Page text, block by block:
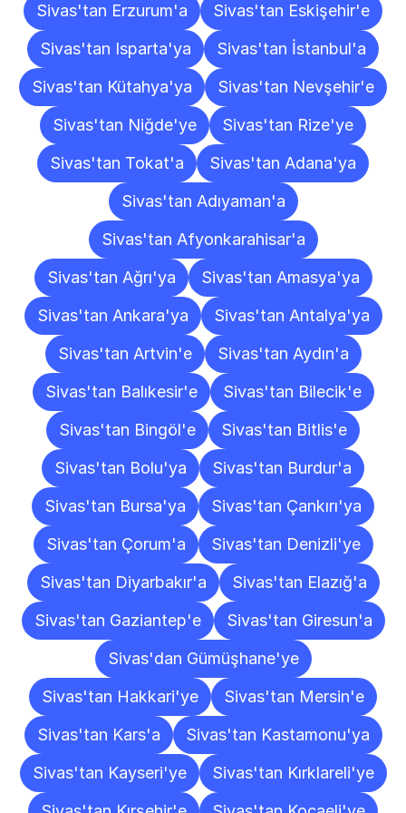
Sivas'tan Erzurum'a
Sivas'tan Eskişehir'e
Sivas'tan Isparta'ya
Sivas'tan İstanbul'a
Sivas'tan Kütahya'ya
Sivas'tan Nevşehir'e
Sivas'tan Niğde'ye
Sivas'tan Rize'ye
Sivas'tan Tokat'a
Sivas'tan Adana'ya
Sivas'tan Adıyaman'a
Sivas'tan Afyonkarahisar'a
Sivas'tan Ağrı'ya
Sivas'tan Amasya'ya
Sivas'tan Ankara'ya
Sivas'tan Antalya'ya
Sivas'tan Artvin'e
Sivas'tan Aydın'a
Sivas'tan Balıkesir'e
Sivas'tan Bilecik'e
Sivas'tan Bingöl'e
Sivas'tan Bitlis'e
Sivas'tan Bolu'ya
Sivas'tan Burdur'a
Sivas'tan Bursa'ya
Sivas'tan Çankırı'ya
Sivas'tan Çorum'a
Sivas'tan Denizli'ye
Sivas'tan Diyarbakır'a
Sivas'tan Elazığ'a
Sivas'tan Gaziantep'e
Sivas'tan Giresun'a
Sivas'dan Gümüşhane'ye
Sivas'tan Hakkari'ye
Sivas'tan Mersin'e
Sivas'tan Kars'a
Sivas'tan Kastamonu'ya
Sivas'tan Kayseri'ye
Sivas'tan Kırklareli'ye